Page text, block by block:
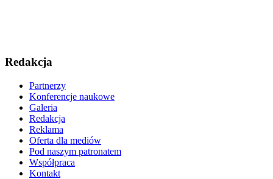
Redakcja
Partnerzy
Konferencje naukowe
Galeria
Redakcja
Reklama
Oferta dla mediów
Pod naszym patronatem
Współpraca
Kontakt